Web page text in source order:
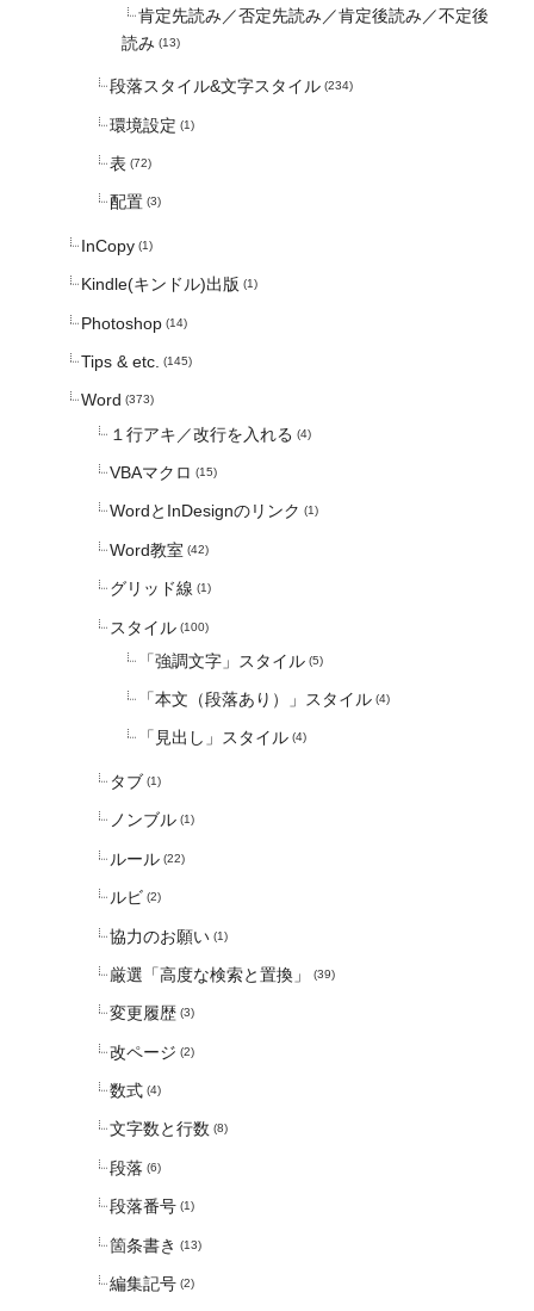
肯定先読み／否定先読み／肯定後読み／不定後
読み (13)
段落スタイル&文字スタイル (234)
環境設定 (1)
表 (72)
配置 (3)
InCopy (1)
Kindle(キンドル)出版 (1)
Photoshop (14)
Tips & etc. (145)
Word (373)
１行アキ／改行を入れる (4)
VBAマクロ (15)
WordとInDesignのリンク (1)
Word教室 (42)
グリッド線 (1)
スタイル (100)
「強調文字」スタイル (5)
「本文（段落あり）」スタイル (4)
「見出し」スタイル (4)
タブ (1)
ノンブル (1)
ルール (22)
ルビ (2)
協力のお願い (1)
厳選「高度な検索と置換」 (39)
変更履歴 (3)
改ページ (2)
数式 (4)
文字数と行数 (8)
段落 (6)
段落番号 (1)
箇条書き (13)
編集記号 (2)